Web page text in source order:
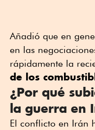
Añadió que en
en las
rápidamente la
de los
¿Por qué
la guerra en
El conflicto en Irán